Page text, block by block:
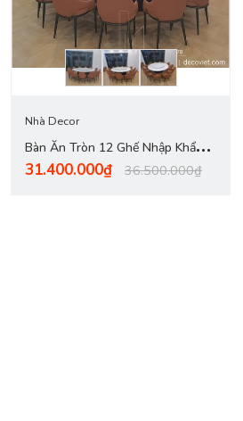
Nhà Decor
Bàn Ăn Tròn 12 Ghế Nhập Khẩu
2785S
31.400.000₫ 36.500.000₫